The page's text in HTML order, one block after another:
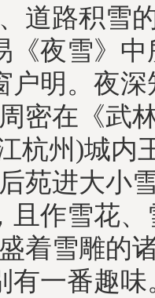
道路积雪
《夜雪》中
户明。夜
密在《武
杭州)城内
苑进大小
且作雪花
着雪雕的
有一番